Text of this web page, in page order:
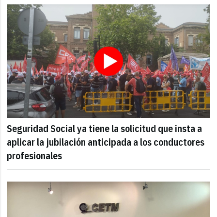
Seguridad Social ya tiene la solicitud que insta a
aplicar la jubilación anticipada a los conductores
profesionales